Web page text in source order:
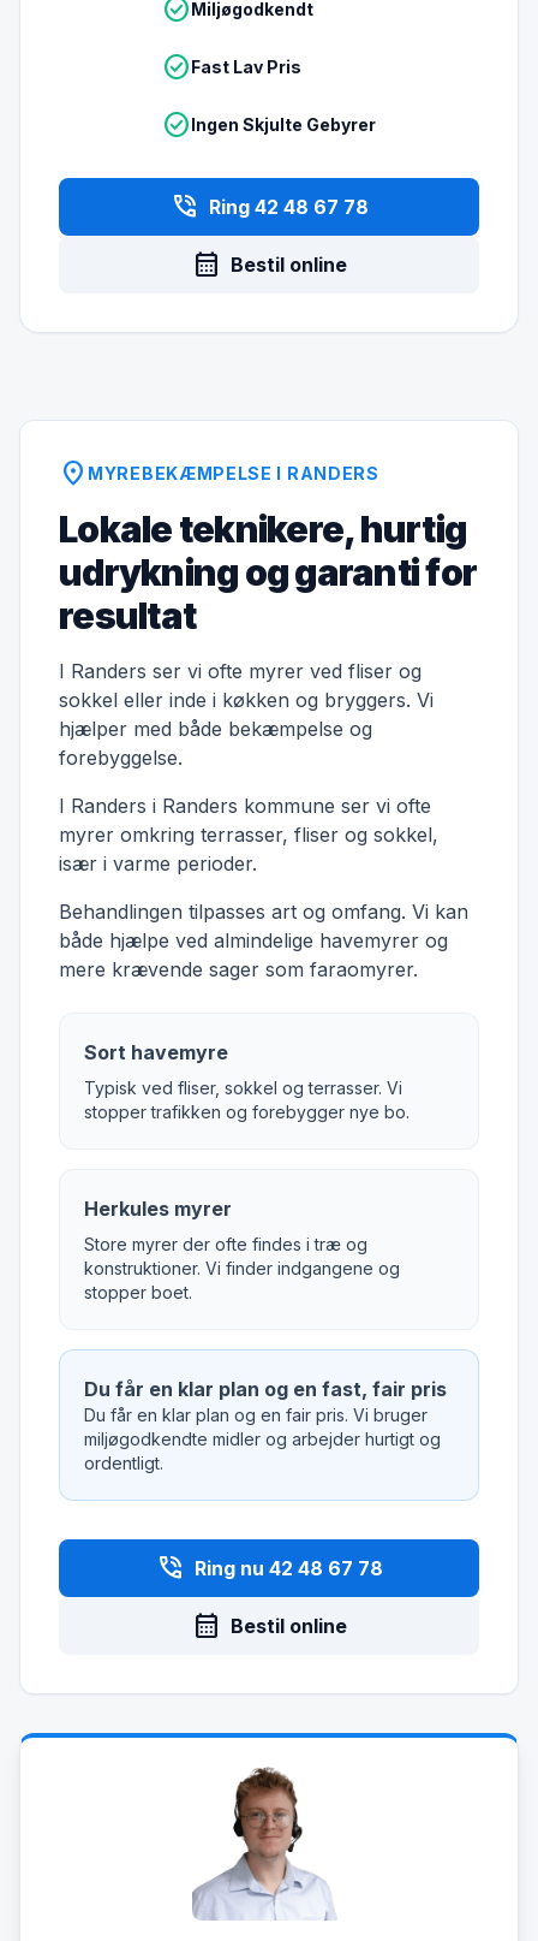
check_circleMiljøgodkendt
check_circleFast Lav Pris
check_circleIngen Skjulte Gebyrer
phone_in_talk Ring 42 48 67 78
calendar_month Bestil online
location_on MYREBEKÆMPELSE I RANDERS
Lokale teknikere, hurtig
udrykning og garanti for
resultat
I Randers ser vi ofte myrer ved fliser og
sokkel eller inde i køkken og bryggers. Vi
hjælper med både bekæmpelse og
forebyggelse.
I Randers i Randers kommune ser vi ofte
myrer omkring terrasser, fliser og sokkel,
især i varme perioder.
Behandlingen tilpasses art og omfang. Vi kan
både hjælpe ved almindelige havemyrer og
mere krævende sager som faraomyrer.
Sort havemyre
Typisk ved fliser, sokkel og terrasser. Vi
stopper trafikken og forebygger nye bo.
Herkules myrer
Store myrer der ofte findes i træ og
konstruktioner. Vi finder indgangene og
stopper boet.
Du får en klar plan og en fast, fair pris
Du får en klar plan og en fair pris. Vi bruger
miljøgodkendte midler og arbejder hurtigt og
ordentligt.
phone_in_talk Ring nu 42 48 67 78
calendar_month Bestil online